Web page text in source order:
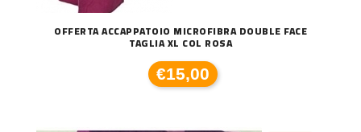
OFFERTA ACCAPPATOIO MICROFIBRA DOUBLE FACE
TAGLIA XL COL ROSA
€15,00